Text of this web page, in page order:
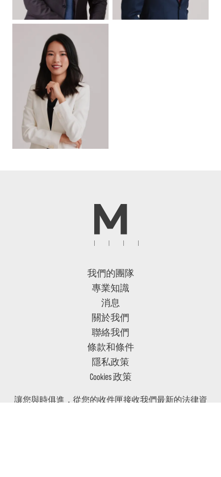
我們的團隊
專業知識
消息
關於我們
聯絡我們
條款和條件
隱私政策
Cookies 政策
讓您與時俱進，從您的收件匣接收我們最新的法律資